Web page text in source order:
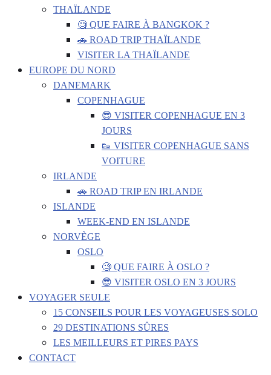
THAÏLANDE
🧐 QUE FAIRE À BANGKOK ?
🚗 ROAD TRIP THAÏLANDE
VISITER LA THAÏLANDE
EUROPE DU NORD
DANEMARK
COPENHAGUE
😎 VISITER COPENHAGUE EN 3
JOURS
👟 VISITER COPENHAGUE SANS
VOITURE
IRLANDE
🚗 ROAD TRIP EN IRLANDE
ISLANDE
WEEK-END EN ISLANDE
NORVÈGE
OSLO
🧐 QUE FAIRE À OSLO ?
😎 VISITER OSLO EN 3 JOURS
VOYAGER SEULE
15 CONSEILS POUR LES VOYAGEUSES SOLO
29 DESTINATIONS SÛRES
LES MEILLEURS ET PIRES PAYS
CONTACT